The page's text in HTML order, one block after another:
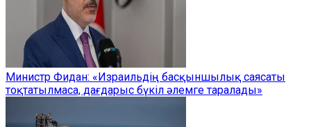
Министр Фидан: «Израильдің басқыншылық саясаты
тоқтатылмаса, дағдарыс бүкіл әлемге таралады»